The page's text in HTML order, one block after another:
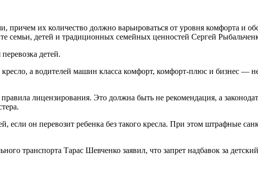
их количество должно варьироваться от уровня комфорта и
семьи, детей и традиционных семейных ценностей Сергей
детей.
а водителей машин класса комфорт, комфорт-плюс и бизнес —
лицензирования. Это должна быть не рекомендация, а
он перевозит ребенка без такого кресла. При этом штрафные
транспорта Тарас Шевченко заявил, что запрет надбавок за